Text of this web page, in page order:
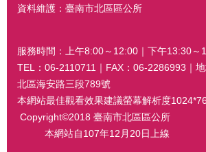
資料維護：臺南市北區區公所
服務時間：上午8:00～12:00｜下午13:30～
TEL：06-2110711｜FAX：06-2286993｜
北區海安路三段789號
本網站最佳觀看效果建議螢幕解析度
Copyright©2018 臺南市北區區公所
本網站自107年12月20日上線